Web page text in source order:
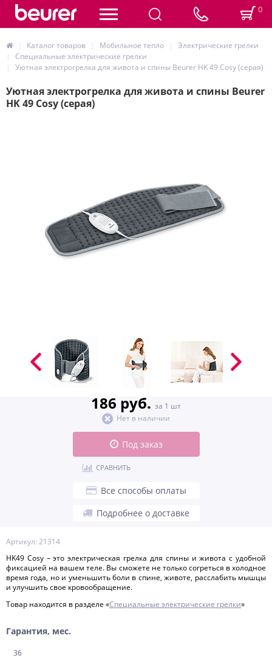
0
Каталог товаров Мобильное тепло
Электрические грелки
Специальные электрические грелки
Уютная электрогрелка для живота и спины Beurer HK 49 Cosy (серая)
Уютная электрогрелка для живота и спины Beurer
HK 49 Cosy (серая)
Артикул: 21314
HK49 Cosy – это электрическая грелка для спины и живота с удобной
фиксацией на вашем теле. Вы сможете не только согреться в холодное
время года, но и уменьшить боли в спине, животе, расслабить мышцы
и улучшить свое кровообращение.
Товар находится в разделе «Специальные электрические грелки»
Гарантия, мес.
36
186 руб. за 1 шт
Нет в наличии
Под заказ
СРАВНИТЬ
Все способы оплаты
Подробнее о доставке